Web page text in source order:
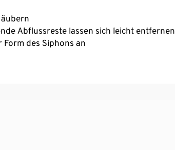
Abflussreste lassen sich leicht entfernen
des Siphons an